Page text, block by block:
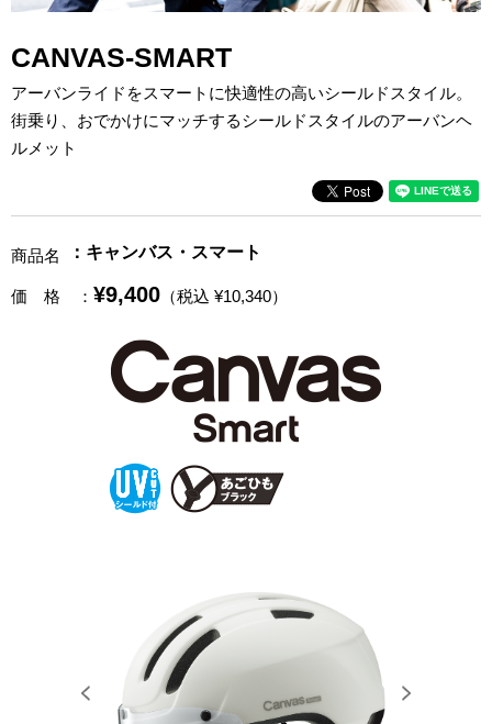
CANVAS-SMART
アーバンライドをスマートに快適性の高いシールドスタイル。
街乗り、おでかけにマッチするシールドスタイルのアーバンヘ
ルメット
商品名 ：キャンバス・スマート
価 格 ： ¥9,400 （税込 ¥10,340）